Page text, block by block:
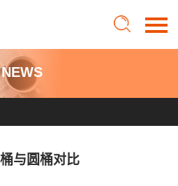
首页
于德富
NEWS
与圆桶对比